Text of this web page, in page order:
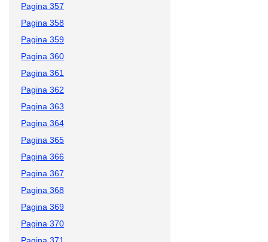
Pagina 357
Pagina 358
Pagina 359
Pagina 360
Pagina 361
Pagina 362
Pagina 363
Pagina 364
Pagina 365
Pagina 366
Pagina 367
Pagina 368
Pagina 369
Pagina 370
Pagina 371